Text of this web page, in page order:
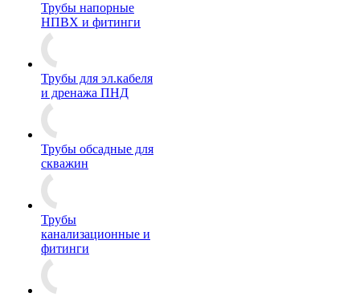
Трубы напорные
НПВХ и фитинги
Трубы для эл.кабеля
и дренажа ПНД
Трубы обсадные для
скважин
Трубы
канализационные и
фитинги